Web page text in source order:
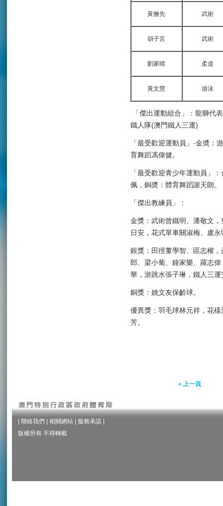
黃膾先 武術
胡子言 武術
劉家晴 柔道
黃文慧 游泳
「傑出運動組合」：龍獅代
鐵人隊(澳門鐵人三運)
「最受歡迎運動員」-金奬：
育舞蹈馮偉健。
「最受歡迎青少年運動員」
佩，銅奬：體育舞蹈謝天朗。
「傑出教練員」：
金獎：武術曾鐵明、潘敬文
日安，花式單車關淑梅、盧
銀獎：田徑董學智、區志權
郎、梁小葡、鐘家樂、羅志
華，游跳水張子琳，鐵人三運
銅獎：姚文友保齡球。
優異獎：羽毛球林元祥，花
芳。
« 上一頁
聯絡我們 相關網站 服務承諾
版權所有 不得轉載